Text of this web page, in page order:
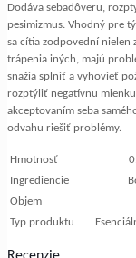
Dodáva sebadôveru,
pesimizmus. Vhodný pre
sa cítia zodpovední nielen
trápenia iných, majú
snažia splniť a vyhovieť
rozptýliť negatívnu
akceptovaním seba
odvahu riešiť problémy.
Hmotnosť
Ingrediencie
Objem
Typ produktu